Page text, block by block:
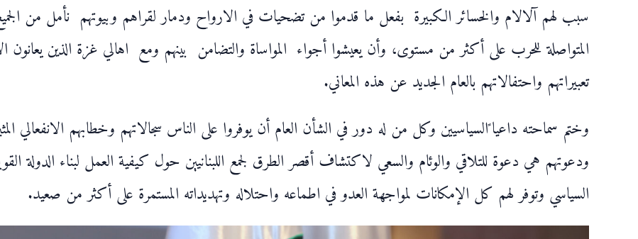
سبب لهم آلالام والخسائر الكبيرة بفعل ما قدموا من تضحيات في الارواح ودمار لقراهم وبيوتهم نأمل من
المتواصلة للحرب على أكثر من مستوى، وأن يعيشوا أجواء المواساة والتضامن بينهم ومع اهالي غزة الذين
تعبيراتهم واحتفالاتهم بالعام الجديد عن هذه المعاني.
وختم سماحته داعيا ًالسياسيين وكل من له دور في الشأن العام أن يوفروا على الناس سجالاتهم وخطابهم
ودعوتهم هي دعوة للتلاقي والوئام والسعي لاكتشاف أقصر الطرق لجمع اللبنانيين حول كيفية العمل لبناء الدولة
السياسي وتوفر لهم كل الإمكانات لمواجهة العدو في اطماعه واحتلاله وتهديداته المستمرة على أكثر من صعيد.